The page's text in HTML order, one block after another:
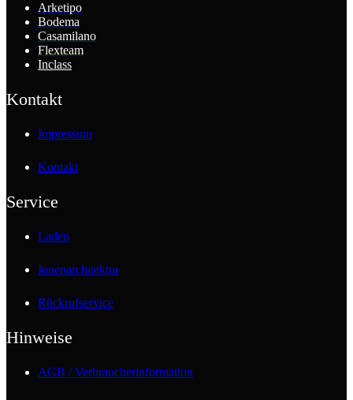
Arketipo
Bodema
Casamilano
Flexteam
Inclass
Kontakt
Impressum
Kontakt
Service
Laden
Innenarchitektur
Rückrufservice
Hinweise
AGB / Verbraucherinformation